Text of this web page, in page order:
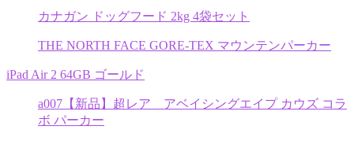
カナガン ドッグフード 2kg 4袋セット
THE NORTH FACE GORE-TEX マウンテンパーカー
iPad Air 2 64GB ゴールド
a007【新品】超レア アベイシングエイプ カウズ コラ
ボ パーカー